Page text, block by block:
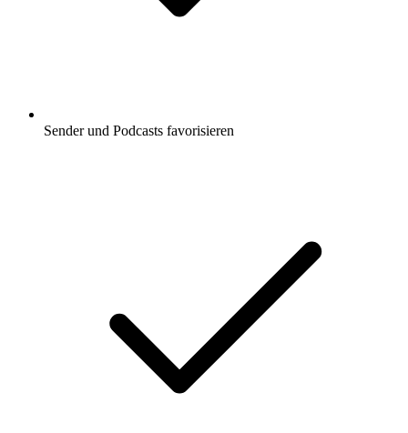
Sender und Podcasts favorisieren